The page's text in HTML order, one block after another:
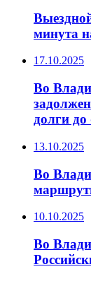
минута
17.10.2025
Во
долги
13.10.2025
Во
10.10.2025
Во